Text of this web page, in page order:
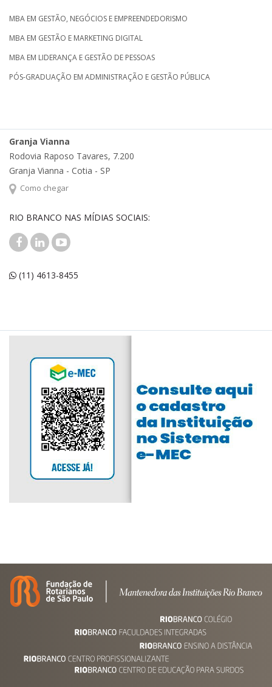
MBA EM GESTÃO, NEGÓCIOS E EMPREENDEDORISMO
MBA EM GESTÃO E MARKETING DIGITAL
MBA EM LIDERANÇA E GESTÃO DE PESSOAS
PÓS-GRADUAÇÃO EM ADMINISTRAÇÃO E GESTÃO PÚBLICA
Granja Vianna
Rodovia Raposo Tavares, 7.200
Granja Vianna - Cotia - SP
Como chegar
RIO BRANCO NAS MÍDIAS SOCIAIS:
(11) 4613-8455